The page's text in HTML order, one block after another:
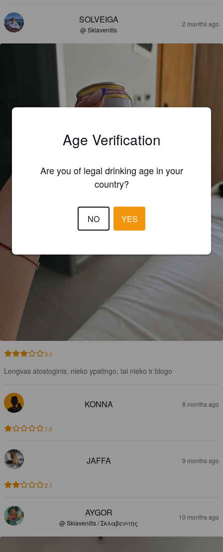
SOLVEIGA
@ Sklavenitis
2 months ago
3.0
Lengvas atostoginis, nieko ypatingo, tai nieko ir blogo
KONNA 8 months ago
1.0
JAFFA 9 months ago
2.1
AYGOR
@ Sklavenitis / Σκλαβενιτης
10 months ago
Age Verification
Are you of legal drinking age in your
country?
NO YES